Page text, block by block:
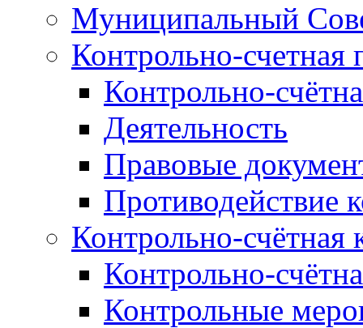
Муниципальный
Контрольно-счетная
Контрольно-
Деятельность
Правовые
Противодействие
Контрольно-счётная
Контрольно-
Контрольные